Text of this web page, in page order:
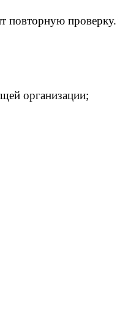
повторную проверку.
организации;